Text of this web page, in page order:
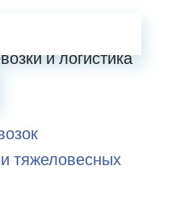
и логистика
тяжеловесных